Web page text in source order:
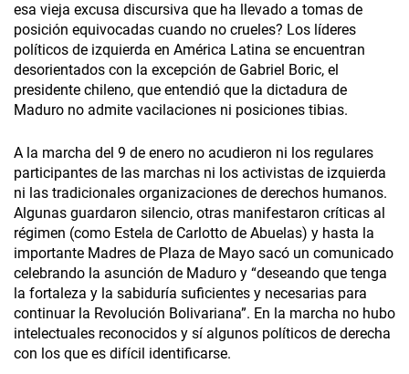
esa vieja excusa discursiva que ha llevado a tomas de
posición equivocadas cuando no crueles? Los líderes
políticos de izquierda en América Latina se encuentran
desorientados con la excepción de Gabriel Boric, el
presidente chileno, que entendió que la dictadura de
Maduro no admite vacilaciones ni posiciones tibias.
A la marcha del 9 de enero no acudieron ni los regulares
participantes de las marchas ni los activistas de izquierda
ni las tradicionales organizaciones de derechos humanos.
Algunas guardaron silencio, otras manifestaron críticas al
régimen (como Estela de Carlotto de Abuelas) y hasta la
importante Madres de Plaza de Mayo sacó un comunicado
celebrando la asunción de Maduro y “deseando que tenga
la fortaleza y la sabiduría suficientes y necesarias para
continuar la Revolución Bolivariana”. En la marcha no hubo
intelectuales reconocidos y sí algunos políticos de derecha
con los que es difícil identificarse.